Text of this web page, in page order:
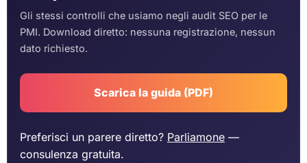
Gli stessi controlli che usiamo negli audit SEO per le
PMI. Download diretto: nessuna registrazione, nessun
dato richiesto.
Scarica la guida (PDF)
Preferisci un parere diretto? Parliamone —
consulenza gratuita.